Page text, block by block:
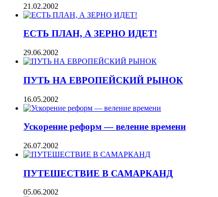
21.02.2002
ЕСТЬ ПЛАН, А ЗЕРНО ИДЕТ!
29.06.2002
ПУТЬ НА ЕВРОПЕЙСКИЙ РЫНОК
16.05.2002
Ускорение реформ — веление времени
26.07.2002
ПУТЕШЕСТВИЕ В САМАРКАНД
05.06.2002